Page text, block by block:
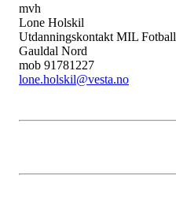
mvh
Lone Holskil
Utdanningskontakt MIL
Gauldal Nord
mob 91781227
lone.holskil@vesta.no